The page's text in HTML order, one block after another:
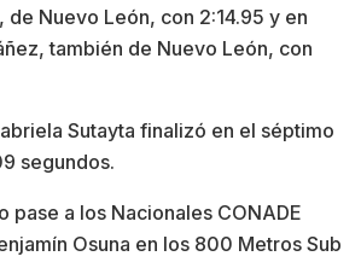
de Nuevo León, con 2:14.95 y en
también de Nuevo León, con
Sutayta finalizó en el séptimo
segundos.
pase a los Nacionales CONADE
Osuna en los 800 Metros Sub